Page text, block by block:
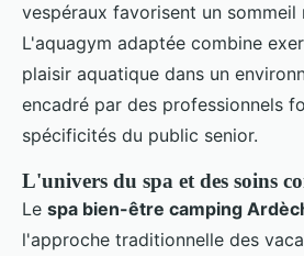
vespéraux favorisent un sommeil
L'aquagym adaptée combine
plaisir aquatique dans un
encadré par des professionnels
spécificités du public senior.
L'univers du spa et des soins
Le spa bien-être camping
l'approche traditionnelle des